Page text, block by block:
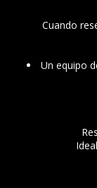
Cuando
Un equipo